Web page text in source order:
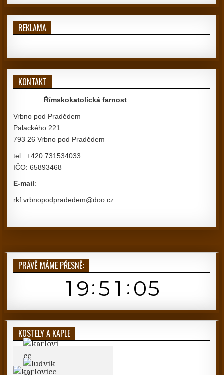
REKLAMA
KONTAKT
Římskokatolická farnost
Vrbno pod Pradědem
Palackého 221
793 26 Vrbno pod Pradědem
tel.: +420 731534033
IČO: 65893468
E-mail:
rkf.vrbnopodpradedem@doo.cz
PRÁVĚ MÁME PŘESNĚ:
KOSTELY A KAPLE